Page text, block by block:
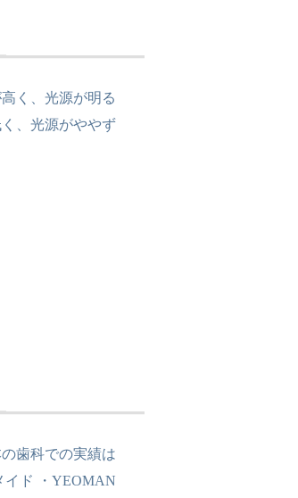
く、光源が明る
、光源がややず
歯科での実績は
イド ・YEOMAN